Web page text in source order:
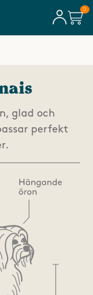
glad och
perfekt